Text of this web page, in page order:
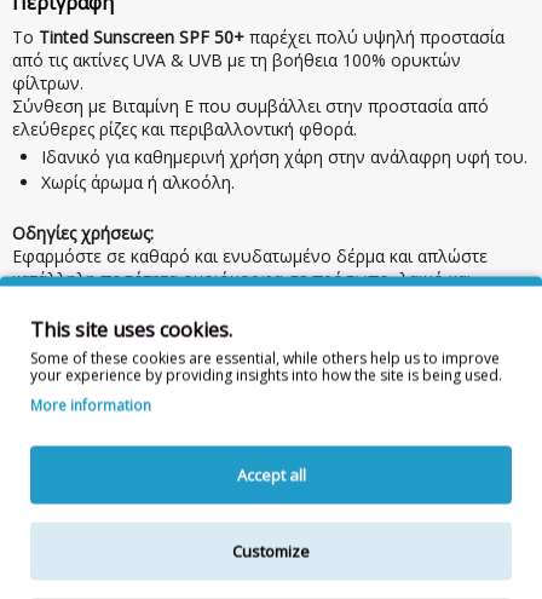
Το Tinted Sunscreen SPF 50+ παρέχει πολύ υψηλή προστασία
από τις ακτίνες UVA & UVB με τη βοήθεια 100% ορυκτών
φίλτρων.
Σύνθεση με Βιταμίνη Ε που συμβάλλει στην προστασία από
ελεύθερες ρίζες και περιβαλλοντική φθορά.
Iδανικό για καθημερινή χρήση χάρη στην ανάλαφρη υφή του.
Χωρίς άρωμα ή αλκοόλη.
Οδηγίες χρήσεως:
Εφαρμόστε σε καθαρό και ενυδατωμένο δέρμα και απλώστε
κατάλληλη ποσότητα ομοιόμορφα σε πρόσωπο, λαιμό και
χρήση.
Απολαύστε τον ήλιο με ασφάλεια!
χρησιμοποιείτε αντιηλιακό. Η υπερβολική έκθεση στον ήλιο
αποτελεί σοβαρή απειλή για την υγεία. Τα βρέφη και τα μικρά
Επαναλάβατε τη χρήση συχνά για να διατηρείτε την προστασία,
ιδιαίτερα μετά από εφίδρωση, κολύμπι ή σκούπισμα. Κρατήστε
το προϊόν μακριά από παιδιά. Σε περίπτωση επαφής με τα μάτια
This site uses cookies.
Some of these cookies are essential, while others help us to improve
your experience by providing insights into how the site is being used.
More information
Accept all
Customize